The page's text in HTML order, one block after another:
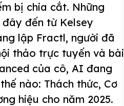
bị chia cắt. Những
đến từ Kelsey
lập Fractl, người đã
thảo trực tuyến và bài
của cô, AI đang
nào: Thách thức, Cơ
hiệu cho năm 2025.